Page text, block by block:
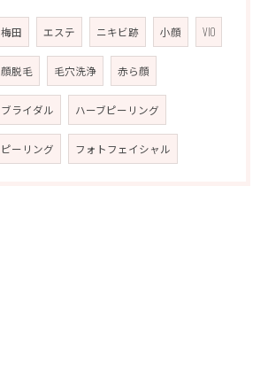
梅田 エステ ニキビ跡 小顔 VIO
顔脱毛 毛穴洗浄 赤ら顔
ブライダル ハーブピーリング
ピーリング フォトフェイシャル